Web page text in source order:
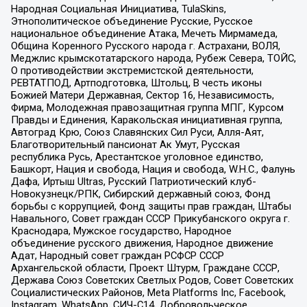
Народная Социальная Инициатива, TulaSkins,
Этнополитическое объединение Русские, Русское
национальное объединение Атака, Мечеть Мирмамеда,
Община Коренного Русского народа г. Астрахани, ВОЛЯ,
Меджлис крымскотатарского народа, Рубеж Севера, ТОЙС,
О противодействии экстремистской деятельности,
РЕВТАТПОД, Артподготовка, Штольц, В честь иконы
Божией Матери Державная, Сектор 16, Независимость,
Фирма, Молодежная правозащитная группа МПГ, Курсом
Правды и Единения, Каракольская инициативная группа,
Автоград Крю, Союз Славянских Сил Руси, Алля-Аят,
Благотворительный пансионат Ак Умут, Русская
республика Русь, Арестантское уголовное единство,
Башкорт, Нация и свобода, Нация и свобода, W.H.С., Фалунь
Дафа, Иртыш Ultras, Русский Патриотический клуб-
Новокузнецк/РПК, Сибирский державный союз, Фонд
борьбы с коррупцией, Фонд защиты прав граждан, Штабы
Навального, Совет граждан СССР Прикубанского округа г.
Краснодара, Мужское государство, Народное
объединение русского движения, Народное движение
Адат, Народный совет граждан РСФСР СССР
Архангельской области, Проект Штурм, Граждане СССР,
Держава Союз Советских Светлых Родов, Совет Советских
Социалистических Районов, Meta Platforms Inc, Facebook,